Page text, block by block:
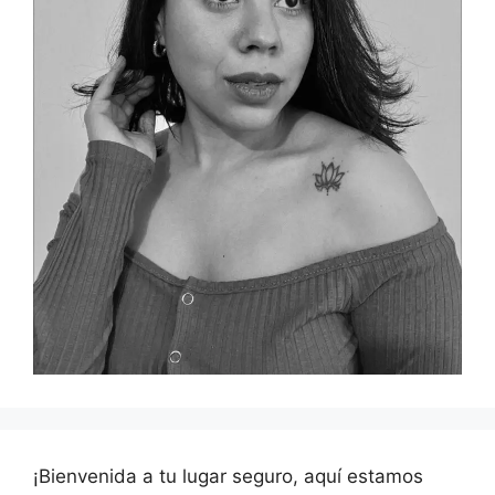
¡Bienvenida a tu lugar seguro, aquí estamos